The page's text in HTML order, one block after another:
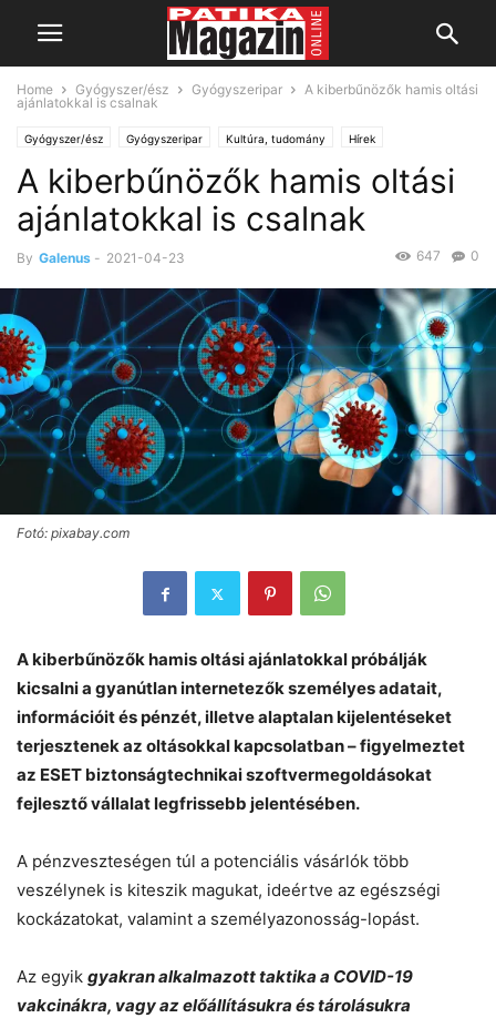
Home Gyógyszer/ész Gyógyszeripar
A kiberbűnözők hamis oltási
ajánlatokkal is csalnak
Gyógyszer/ész Gyógyszeripar Kultúra, tudomány Hírek
A kiberbűnözők hamis oltási
ajánlatokkal is csalnak
By Galenus - 2021-04-23 0
647
Fotó: pixabay.com
A kiberbűnözők hamis oltási ajánlatokkal próbálják
kicsalni a gyanútlan internetezők személyes adatait,
információit és pénzét, illetve alaptalan kijelentéseket
terjesztenek az oltásokkal kapcsolatban – figyelmeztet
az ESET biztonságtechnikai szoftvermegoldásokat
fejlesztő vállalat legfrissebb jelentésében.
A pénzveszteségen túl a potenciális vásárlók több
veszélynek is kiteszik magukat, ideértve az egészségi
kockázatokat, valamint a személyazonosság-lopást.
Az egyik gyakran alkalmazott taktika a COVID-19
vakcinákra, vagy az előállításukra és tárolásukra